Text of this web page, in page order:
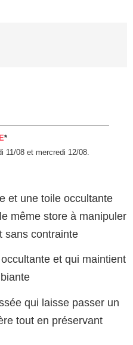
*
11/08 et mercredi 12/08
et une toile occultante
même store à manipuler
sans contrainte
et qui maintient
qui laisse passer un
tout en préservant